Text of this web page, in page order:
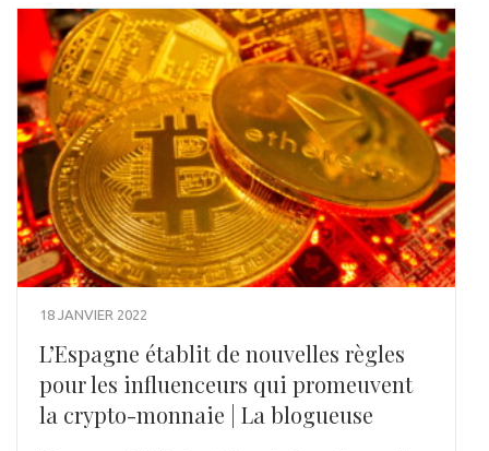
18 JANVIER 2022
L’Espagne établit de nouvelles règles
pour les influenceurs qui promeuvent
la crypto-monnaie | La blogueuse